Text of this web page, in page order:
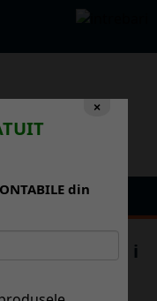
n acest an i
×
din